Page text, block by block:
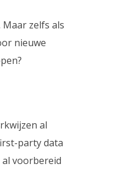
zelfs als
nieuwe
al
party data
voorbereid